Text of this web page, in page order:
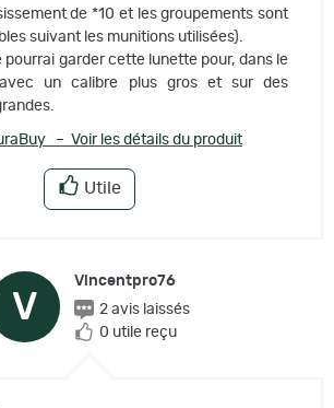
de *10 et les groupements sont
suivant les munitions utilisées).
pourrai garder cette lunette pour, dans le
un calibre plus gros et sur des
– Voir les détails du produit
Utile
V
Vincentpro76
2 avis laissés
0 utile reçu